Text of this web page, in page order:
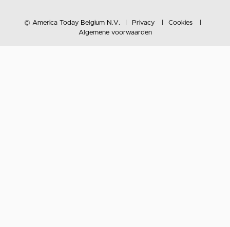
© America Today Belgium N.V. Privacy
Cookies
Algemene voorwaarden